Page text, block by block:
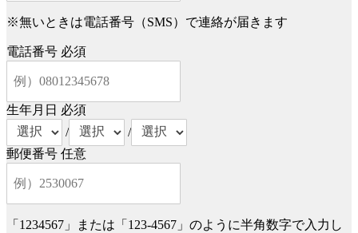
※無いときは電話番号（SMS）で連絡が届きます
電話番号 必須
生年月日 必須
/
/
郵便番号 任意
「1234567」または「123-4567」のように半角数字で入力し